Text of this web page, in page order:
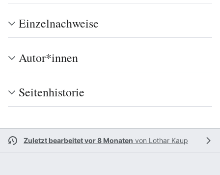
Einzelnachweise
Autor*innen
Seitenhistorie
Zuletzt bearbeitet vor 8 Monaten von Lothar Kaup